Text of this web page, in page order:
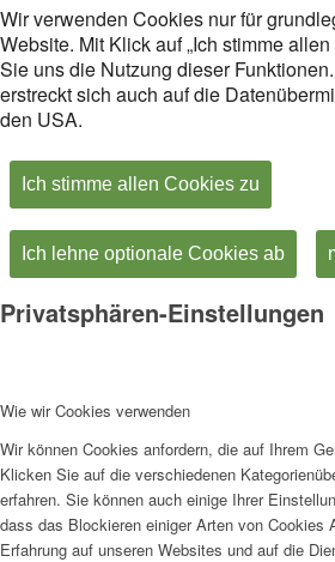
Wir verwenden Cookies nur für
Website. Mit Klick auf „Ich stimme
Sie uns die Nutzung dieser
erstreckt sich auch auf die
den USA.
Ich stimme allen Cookies zu
Ich lehne optionale Cookies ab
Privatsphären-Einstellungen
Wie wir Cookies verwenden
Wir können Cookies anfordern, die auf Ihrem
Klicken Sie auf die verschiedenen
erfahren. Sie können auch einige Ihrer
dass das Blockieren einiger Arten von Cookies
Erfahrung auf unseren Websites und auf die